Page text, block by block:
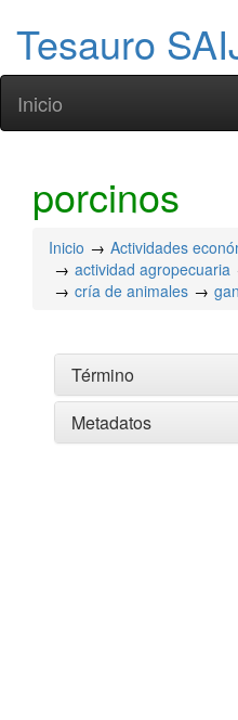
Tesauro
Inicio
porcinos
Inicio
Actividades
actividad agropecuaria
cría de animales
Término
Metadatos